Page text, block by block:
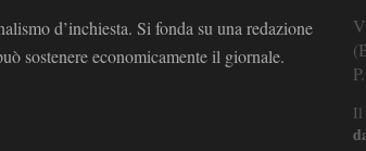
d’inchiesta. Si fonda su una redazione
sostenere economicamente il giornale.
Il